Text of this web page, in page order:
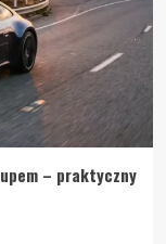
– praktyczny